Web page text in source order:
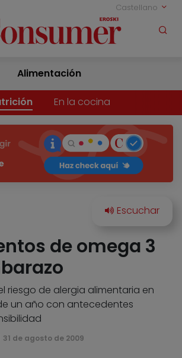
Castellano
Alimentación
En la cocina
de omega 3
riesgo de alergia alimentaria en
un año con antecedentes
31 de agosto de 2009